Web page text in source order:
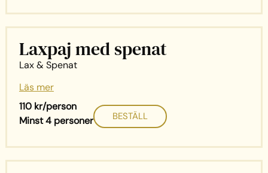
Laxpaj med spenat
Lax & Spenat
Läs mer
110 kr/person
Minst 4 personer
BESTÄLL